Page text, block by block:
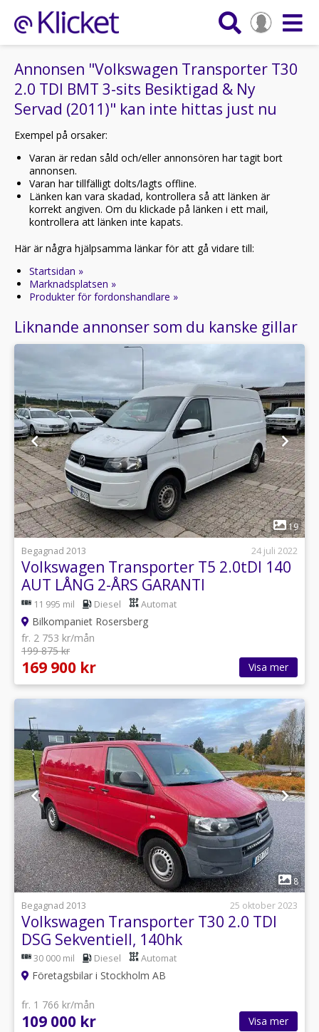
Annonsen "Volkswagen Transporter T30
2.0 TDI BMT 3-sits Besiktigad & Ny
Servad (2011)" kan inte hittas just nu
Exempel på orsaker:
Varan är redan såld och/eller annonsören har tagit bort
annonsen.
Varan har tillfälligt dolts/lagts offline.
Länken kan vara skadad, kontrollera så att länken är
korrekt angiven. Om du klickade på länken i ett mail,
kontrollera att länken inte kapats.
Här är några hjälpsamma länkar för att gå vidare till:
Startsidan »
Marknadsplatsen »
Produkter för fordonshandlare »
Liknande annonser som du kanske gillar
1
19
Begagnad 2013
24 juli 2022
Volkswagen Transporter T5 2.0tDI 140
AUT LÅNG 2-ÅRS GARANTI
11 995 mil Diesel Automat
Bilkompaniet Rosersberg
fr. 2 753 kr/mån
199 875 kr
169 900 kr Visa mer
1
8
Begagnad 2013
25 oktober 2023
Volkswagen Transporter T30 2.0 TDI
DSG Sekventiell, 140hk
30 000 mil Diesel Automat
Företagsbilar i Stockholm AB
fr. 1 766 kr/mån
109 000 kr Visa mer